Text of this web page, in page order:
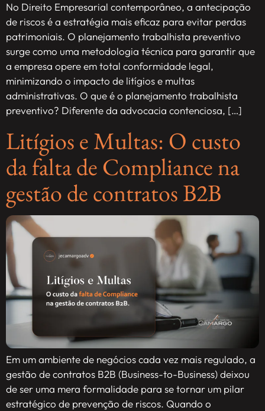
No Direito Empresarial contemporâneo, a antecipação
de riscos é a estratégia mais eficaz para evitar perdas
patrimoniais. O planejamento trabalhista preventivo
surge como uma metodologia técnica para garantir que
a empresa opere em total conformidade legal,
minimizando o impacto de litígios e multas
administrativas. O que é o planejamento trabalhista
preventivo? Diferente da advocacia contenciosa, […]
Litígios e Multas: O custo
da falta de Compliance na
gestão de contratos B2B
Em um ambiente de negócios cada vez mais regulado, a
gestão de contratos B2B (Business-to-Business) deixou
de ser uma mera formalidade para se tornar um pilar
estratégico de prevenção de riscos. Quando o